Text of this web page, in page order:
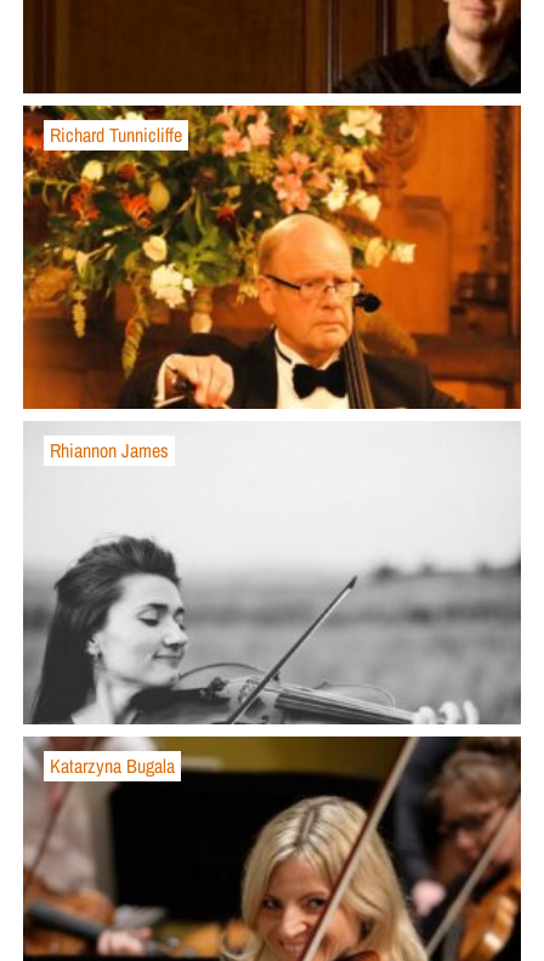
Richard Tunnicliffe
Rhiannon James
Katarzyna Bugala